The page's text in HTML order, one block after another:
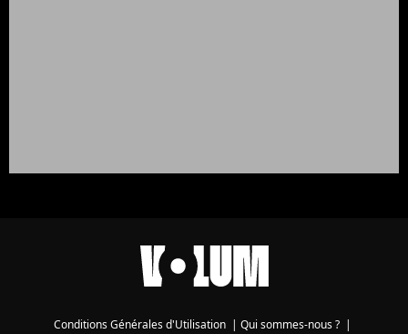
Conditions Générales d'Utilisation | Qui sommes-nous ? |